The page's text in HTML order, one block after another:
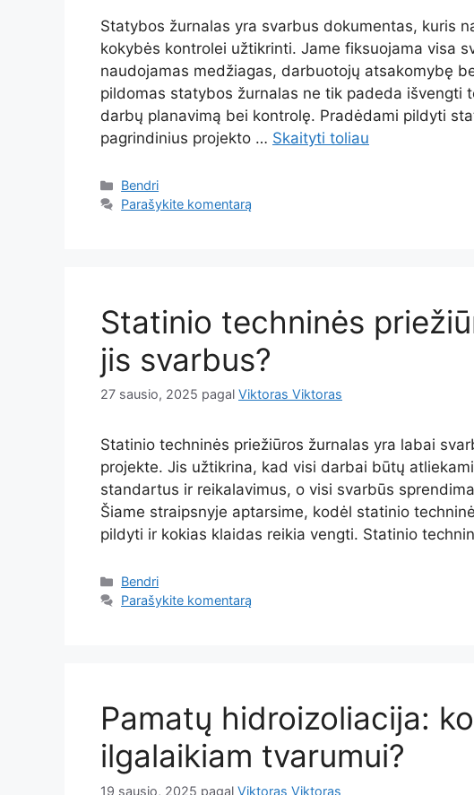
Statybos žurnalas yra svarbus dokumentas, kuris
kokybės kontrolei užtikrinti. Jame fiksuojama visa
naudojamas medžiagas, darbuotojų atsakomybę
pildomas statybos žurnalas ne tik padeda išvengti
darbų planavimą bei kontrolę. Pradėdami pildyti
pagrindinius projekto … Skaityti toliau
Kategorijos
Bendri
Parašykite komentarą
Statinio techninės
jis svarbus?
27 sausio, 2025 pagal Viktoras Viktoras
Statinio techninės priežiūros žurnalas yra labai
projekte. Jis užtikrina, kad visi darbai būtų
standartus ir reikalavimus, o visi svarbūs
Šiame straipsnyje aptarsime, kodėl statinio
pildyti ir kokias klaidas reikia vengti. Statinio
Kategorijos
Bendri
Parašykite komentarą
Pamatų hidroizoliacija:
ilgalaikiam tvarumui?
19 sausio, 2025 pagal Viktoras Viktoras